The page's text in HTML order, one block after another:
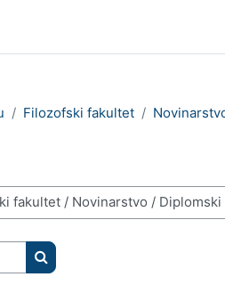
Filozofski fakultet
Pretraži e-kolegije